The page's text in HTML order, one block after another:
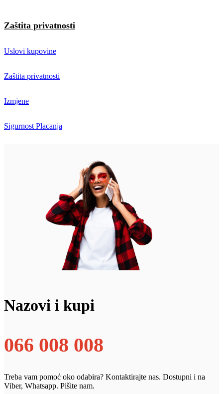
Zaštita privatnosti
Uslovi kupovine
Zaštita privatnosti
Izmjene
Sigurnost Placanja
Nazovi i kupi
066 008 008
Treba vam pomoć oko odabira? Kontaktirajte nas. Dostupni i na
Viber, Whatsapp. Pišite nam.